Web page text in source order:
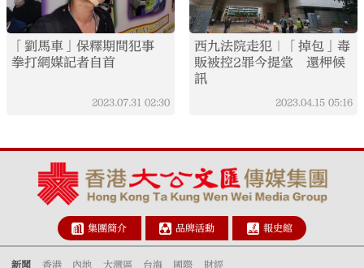
「劉馬車」保釋期間犯事
拳打網媒記者自首
2023.07.31 02:30
西九法院走犯｜「掉包」毒
販被控2罪今提堂 還柙候
訊
2023.04.15 05:16
集團簡介 品牌活動 報史館
新聞 香港 內地 大灣區 台海 國際 財經